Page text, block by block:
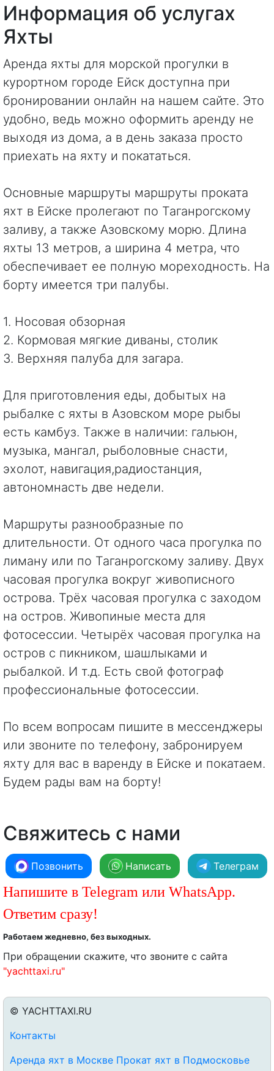
Информация об услугах
Яхты
Аренда яхты для морской прогулки в
курортном городе Ейск доступна при
бронировании онлайн на нашем сайте. Это
удобно, ведь можно оформить аренду не
выходя из дома, а в день заказа просто
приехать на яхту и покататься.
Основные маршруты маршруты проката
яхт в Ейске пролегают по Таганрогскому
заливу, а также Азовскому морю. Длина
яхты 13 метров, а ширина 4 метра, что
обеспечивает ее полную мореходность. На
борту имеется три палубы.
1. Носовая обзорная
2. Кормовая мягкие диваны, столик
3. Верхняя палуба для загара.
Для приготовления еды, добытых на
рыбалке с яхты в Азовском море рыбы
есть камбуз. Также в наличии: гальюн,
музыка, мангал, рыболовные снасти,
эхолот, навигация,радиостанция,
автономнасть две недели.
Маршруты разнообразные по
длительности. От одного часа прогулка по
лиману или по Таганрогскому заливу. Двух
часовая прогулка вокруг живописного
острова. Трёх часовая прогулка с заходом
на остров. Живопиные места для
фотосессии. Четырёх часовая прогулка на
остров с пикником, шашлыками и
рыбалкой. И т.д. Есть свой фотограф
профессиональные фотосессии.
По всем вопросам пишите в мессенджеры
или звоните по телефону, забронируем
яхту для вас в варенду в Ейске и покатаем.
Будем рады вам на борту!
Свяжитесь с нами
Позвонить Написать Телеграм
Напишите в Telegram или WhatsApp.
Ответим сразу!
Работаем жедневно, без выходных.
При обращении скажите, что звоните с сайта
"yachttaxi.ru"
© YACHTTAXI.RU
Контакты
Аренда яхт в Москве Прокат яхт в Подмосковье